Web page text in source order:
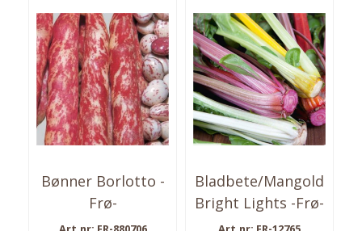
Bønner Borlotto -
Frø-
Bladbete/Mangold
Bright Lights -Frø-